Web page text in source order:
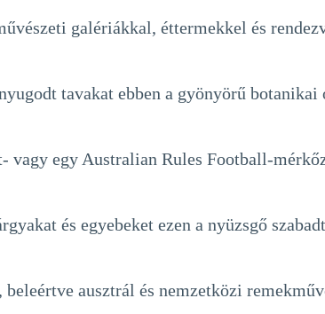
galériákkal, éttermekkel és
tavakat ebben a gyönyörű botanikai
vagy egy Australian Rules Football-
és egyebeket ezen a nyüzsgő
ausztrál és nemzetközi